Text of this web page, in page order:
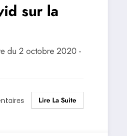
sur la
du 2 octobre 2020 -
Lire La Suite